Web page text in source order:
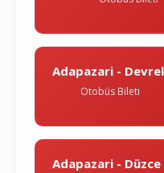
Adapazari -
Otobüs Bileti
Adapazari - Düzce